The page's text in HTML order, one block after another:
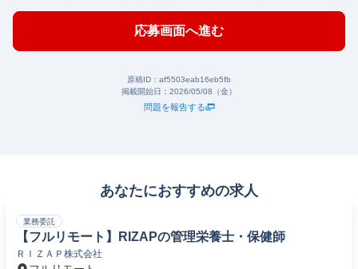
応募画面へ進む
原稿ID： af5503eab16eb5fb
掲載開始日： 2026/05/08（金）
問題を報告する
あなたにおすすめの求人
業務委託
【フルリモート】RIZAPの管理栄養士・保健師
ＲＩＺＡＰ株式会社